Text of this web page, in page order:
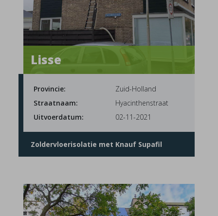
Lisse
Provincie:
Zuid-Holland
Straatnaam:
Hyacinthenstraat
Uitvoerdatum:
02-11-2021
Zoldervloerisolatie met Knauf Supafil